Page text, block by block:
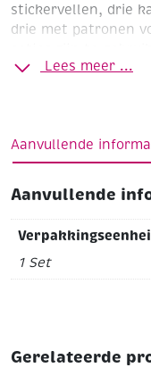
stickervellen, drie
drie met patronen
om mee te nemen,
Lees meer ...
Aanvullende
Aanvullende
1 Set
Gerelateerde